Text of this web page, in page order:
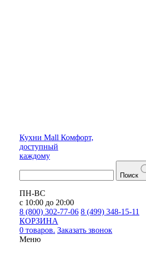
Кухни Mall Комфорт,
доступный
каждому
Поиск
ПН-ВС
с 10:00 до 20:00
8 (800) 302-77-06 8 (499) 348-15-11
КОРЗИНА
0 товаров. Заказать звонок
Меню